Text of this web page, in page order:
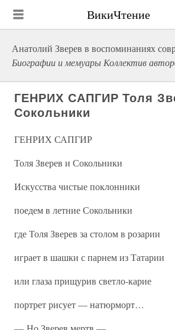
ВикиЧтение
Анатолий Зверев в воспоминаниях
Биографии и мемуары Коллектив
ГЕНРИХ САПГИР Толя
Сокольники
ГЕНРИХ САПГИР
Толя Зверев и Сокольники
Искусства чистые поклонники
поедем в летние Сокольники
где Толя Зверев за столом в розарии
играет в шашки с парнем из Татарии
или глаза прищурив светло-карие
портрет рисует — натюрморт…